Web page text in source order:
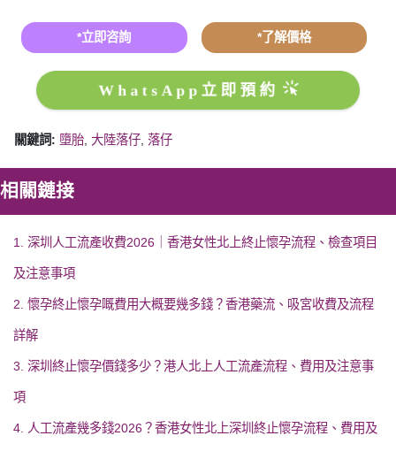
*立即咨詢 *了解價格
WhatsApp立即預約
關鍵詞: 墮胎 大陸落仔 落仔
相關鏈接
1. 深圳人工流產收費2026｜香港女性北上終止懷孕流程、檢查項目
及注意事項
2. 懷孕終止懷孕嘅費用大概要幾多錢？香港藥流、吸宮收費及流程
詳解
3. 深圳終止懷孕價錢多少？港人北上人工流產流程、費用及注意事
項
4. 人工流產幾多錢2026？香港女性北上深圳終止懷孕流程、費用及